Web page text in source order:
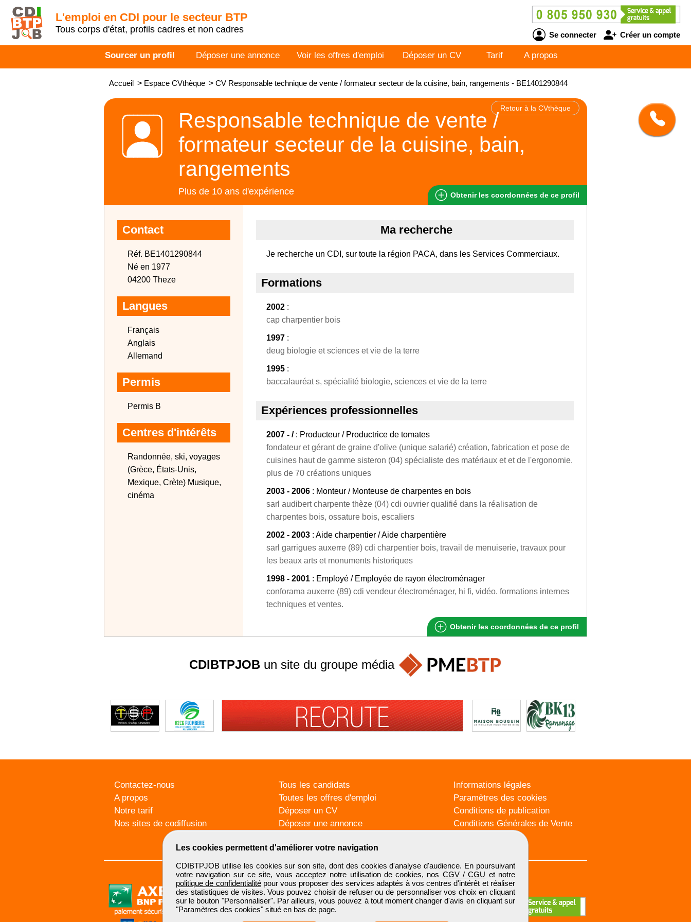
L'emploi en CDI pour le secteur BTP
Tous corps d'état, profils cadres et non cadres
Se connecter Créer un compte
Sourcer un profil Déposer une annonce Voir les offres d'emploi Déposer un CV Tarif A propos
Accueil > Espace CVthèque > CV Responsable technique de vente / formateur secteur de la cuisine, bain, rangements - BE1401290844
Retour à la CVthèque
Responsable technique de vente /
formateur secteur de la cuisine, bain,
rangements
Plus de 10 ans d'expérience Obtenir les coordonnées de ce profil
Contact
Réf. BE1401290844
Né en 1977
04200 Theze
Langues
Français
Anglais
Allemand
Permis
Permis B
Centres d'intérêts
Randonnée, ski, voyages
(Grèce, États-Unis,
Mexique, Crète) Musique,
cinéma
Ma recherche
Je recherche un CDI, sur toute la région PACA, dans les Services Commerciaux.
Formations
2002 :
cap charpentier bois
1997 :
deug biologie et sciences et vie de la terre
1995 :
baccalauréat s, spécialité biologie, sciences et vie de la terre
Expériences professionnelles
2007 - /: Producteur / Productrice de tomates
fondateur et gérant de graine d'olive (unique salarié) création, fabrication et pose de
cuisines haut de gamme sisteron (04) spécialiste des matériaux et et de l'ergonomie.
plus de 70 créations uniques
2003 - 2006 : Monteur / Monteuse de charpentes en bois
sarl audibert charpente thèze (04) cdi ouvrier qualifié dans la réalisation de
charpentes bois, ossature bois, escaliers
2002 - 2003 : Aide charpentier / Aide charpentière
sarl garrigues auxerre (89) cdi charpentier bois, travail de menuiserie, travaux pour
les beaux arts et monuments historiques
1998 - 2001 : Employé / Employée de rayon électroménager
conforama auxerre (89) cdi vendeur électroménager, hi fi, vidéo. formations internes
techniques et ventes.
Obtenir les coordonnées de ce profil
Les cookies permettent d'améliorer votre navigation
CDIBTPJOB utilise les cookies sur son site, dont des cookies d'analyse d'audience. En poursuivant
votre navigation sur ce site, vous acceptez notre utilisation de cookies, nos CGV / CGU et notre
politique de confidentialitépour vous proposer des services adaptés à vos centres d'intérêt et réaliser
des statistiques de visites. Vous pouvez choisir de refuser ou de personnaliser vos choix en cliquant
sur le bouton "Personnaliser". Par ailleurs, vous pouvez à tout moment changer d'avis en cliquant sur
"Paramètres des cookies" situé en bas de page.
CDIBTPJOBun site du groupe média
Contactez-nous
A propos
Notre tarif
Nos sites de codiffusion
Tous les candidats
Toutes les offres d'emploi
Déposer un CV
Déposer une annonce
Informations légales
Paramètres des cookies
Conditions de publication
Conditions Générales de Vente